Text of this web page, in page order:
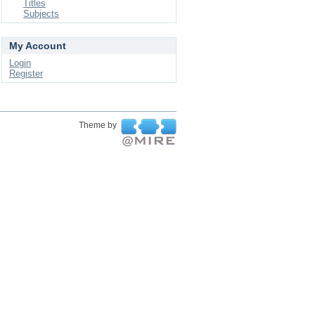
Titles
Subjects
My Account
Login
Register
Theme by